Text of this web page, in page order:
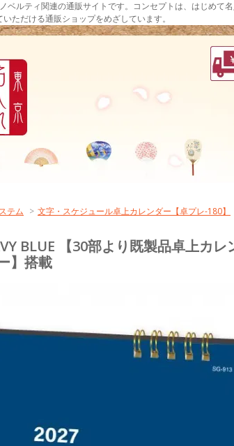
ルティ関連の通販サイトです。コンセプトは、はじめて
ただける通販ショップをめざしています。
テム > 文字・スケジュール卓上カレンダー【卓プレ-180】
BLUE 【30部より既製品卓上カ
】搭載